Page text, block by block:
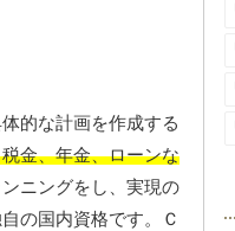
的な計画を作成する
金、年金、ローンな
ニングをし、実現の
の国内資格です。Ｃ